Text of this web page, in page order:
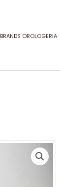
BRANDS OROLOGERIA